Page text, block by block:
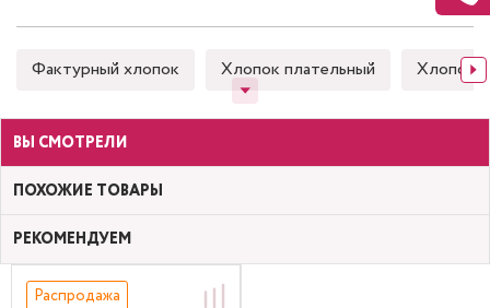
Фактурный хлопок Хлопок плательный Хлопок
ВЫ СМОТРЕЛИ
ПОХОЖИЕ ТОВАРЫ
РЕКОМЕНДУЕМ
Распродажа